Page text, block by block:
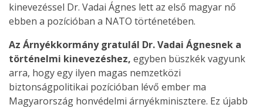
kinevezéssel Dr. Vadai Ágnes lett az első magyar nő
ebben a pozícióban a NATO történetében.
Az Árnyékkormány gratulál Dr. Vadai Ágnesnek a
történelmi kinevezéshez, egyben büszkék vagyunk
arra, hogy egy ilyen magas nemzetközi
biztonságpolitikai pozícióban lévő ember ma
Magyarország honvédelmi árnyékminisztere. Ez újabb